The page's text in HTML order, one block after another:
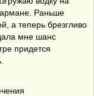
Раньше
а теперь брезгливо
мне шанс
придется